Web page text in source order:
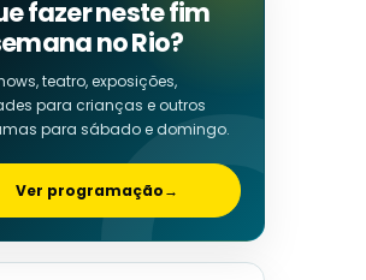
fazer neste fim
no Rio?
teatro, exposições,
para crianças e outros
para sábado e domingo.
Ver programação→